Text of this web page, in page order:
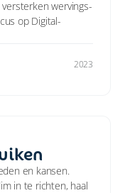
wervings-
op Digital-
2023
en kansen.
in te richten, haal